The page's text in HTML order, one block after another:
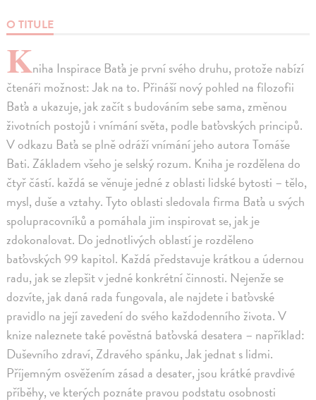
O TITULE
Kniha Inspirace Baťa je první svého druhu, protože nabízí
čtenáři možnost: Jak na to. Přináší nový pohled na filozofii
Baťa a ukazuje, jak začít s budováním sebe sama, změnou
životních postojů i vnímání světa, podle baťovských principů.
V odkazu Baťa se plně odráží vnímání jeho autora Tomáše
Bati. Základem všeho je selský rozum. Kniha je rozdělena do
čtyř částí. každá se věnuje jedné z oblasti lidské bytosti – tělo,
mysl, duše a vztahy. Tyto oblasti sledovala firma Baťa u svých
spolupracovníků a pomáhala jim inspirovat se, jak je
zdokonalovat. Do jednotlivých oblastí je rozděleno
baťovských 99 kapitol. Každá představuje krátkou a údernou
radu, jak se zlepšit v jedné konkrétní činnosti. Nejenže se
dozvíte, jak daná rada fungovala, ale najdete i baťovské
pravidlo na její zavedení do svého každodenního života. V
knize naleznete také pověstná baťovská desatera – například:
Duševního zdraví, Zdravého spánku, Jak jednat s lidmi.
Příjemným osvěžením zásad a desater, jsou krátké pravdivé
příběhy, ve kterých poznáte pravou podstatu osobnosti